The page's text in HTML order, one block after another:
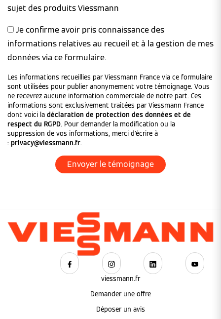
sujet des produits Viessmann
Je confirme avoir pris connaissance des
informations relatives au recueil et à la gestion de mes
données via ce formulaire.
Les informations recueillies par Viessmann France via ce formulaire
sont utilisées pour publier anonymement votre témoignage. Vous
ne recevrez aucune information commerciale de notre part. Ces
informations sont exclusivement traitées par Viessmann France
dont voici la déclaration de protection des données et de
respect du RGPD. Pour demander la modification ou la
suppression de vos informations, merci d'écrire à
: privacy@viessmann.fr.
viessmann.fr
Demander une offre
Déposer un avis